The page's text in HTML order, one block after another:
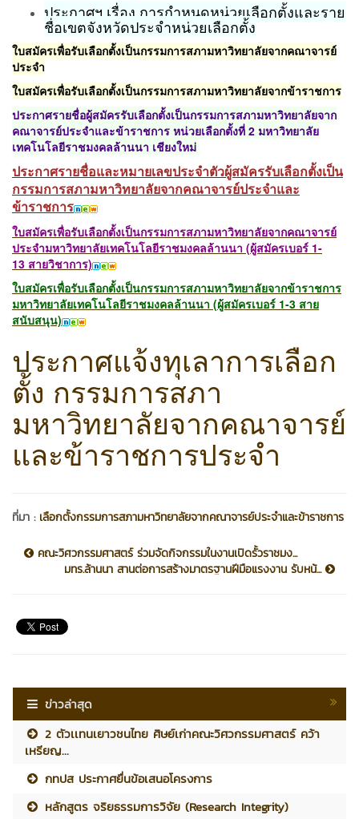
ประกาศฯ เรื่อง การกำหนดหน่วยเลือกตั้งและราย
ชื่อเขตจังหวัดประจำหน่วยเลือกตั้ง
ใบสมัครเพื่อรับเลือกตั้งเป็นกรรมการสภามหาวิทยาลัยจากคณาจารย์
ประจำ
ใบสมัครเพื่อรับเลือกตั้งเป็นกรรมการสภามหาวิทยาลัยจากข้าราชการ
ประกาศรายชื่อผู้สมัครรับเลือกตั้งเป็นกรรมการสภามหาวิทยาลัยจาก
คณาจารย์ประจำและข้าราชการ หน่วยเลือกตั้งที่ 2 มหาวิทยาลัย
เทคโนโลยีราชมงคลล้านนา เชียงใหม่
ประกาศรายชื่อและหมายเลขประจำตัวผู้สมัครรับเลือกตั้งเป็น
กรรมการสภามหาวิทยาลัยจากคณาจารย์ประจำและ
ข้าราชการ
ใบสมัครเพื่อรับเลือกตั้งเป็นกรรมการสภามหาวิทยาลัยจากคณาจารย์
ประจำมหาวิทยาลัยเทคโนโลยีราชมงคลล้านนา (ผู้สมัครเบอร์ 1-
13 สายวิชาการ)
ใบสมัครเพื่อรับเลือกตั้งเป็นกรรมการสภามหาวิทยาลัยจากข้าราชการ
มหาวิทยาลัยเทคโนโลยีราชมงคลล้านนา (ผู้สมัครเบอร์ 1-3 สาย
สนับสนุน)
ประกาศแจ้งทุเลาการเลือก
ตั้ง กรรมการสภา
มหาวิทยาลัยจากคณาจารย์
และข้าราชการประจำ
ที่มา : เลือกตั้งกรรมการสภามหาวิทยาลัยจากคณาจารย์ประจำและข้าราชการ
คณะวิศวกรรมศาสตร์ ร่วมจัดกิจกรรมในงานเปิดรั้วราชมง...
มทร.ล้านนา สานต่อการสร้างมาตรฐานฝีมือแรงงาน รับหน้...
ข่าวล่าสุด
2 ตัวเเทนเยาวชนไทย ศิษย์เก่าคณะวิศวกรรมศาสตร์ คว้า
เหรียญ...
กทปส ประกาศยื่นข้อเสนอโครงการ
หลักสูตร จริยธรรมการวิจัย (Research Integrity)